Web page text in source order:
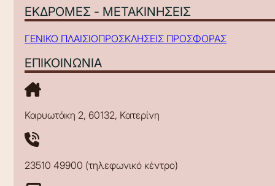
ΕΚΔΡΟΜΕΣ - ΜΕΤΑΚΙΝΗΣΕΙΣ
ΓΕΝΙΚΟ ΠΛΑΙΣΙΟΠΡΟΣΚΛΗΣΕΙΣ ΠΡΟΣΦΟΡΑΣ
ΕΠΙΚΟΙΝΩΝΙΑ
Καρυωτάκη 2, 60132, Κατερίνη
23510 49900 (τηλεφωνικό κέντρο)